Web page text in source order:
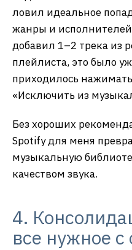
ловил идеальное
жанры и
добавил 1–2 трека из
плейлиста, это было
приходилось
«Исключить из
Без хороших
Spotify для меня
музыкальную
качеством звука.
4.
все нужное с